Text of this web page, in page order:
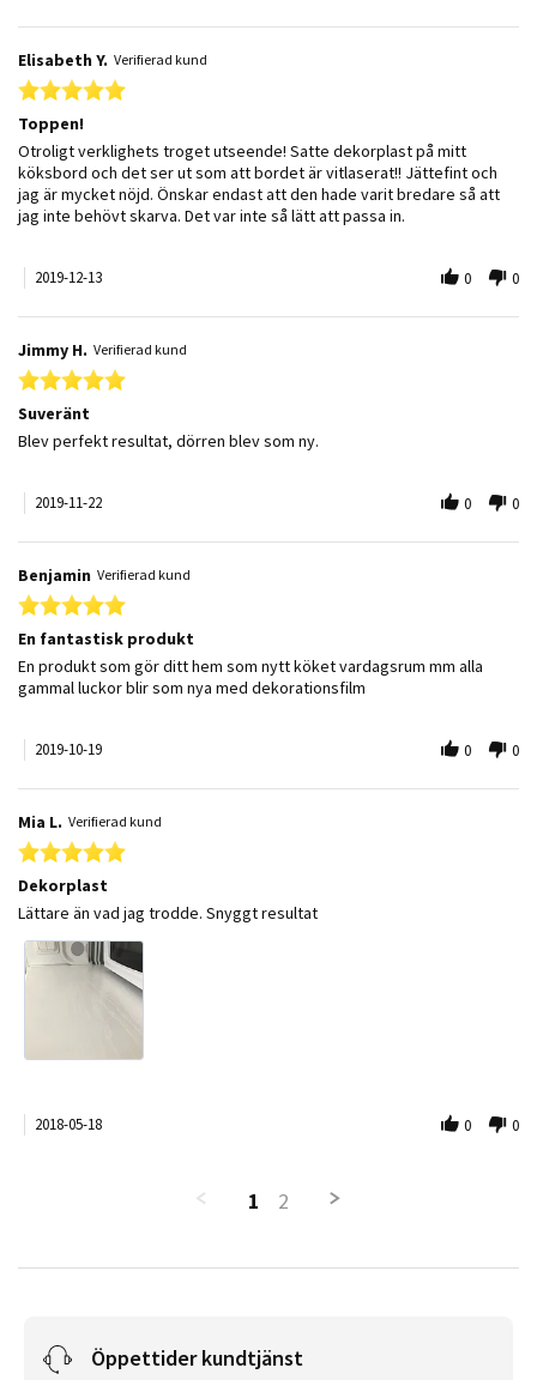
Elisabeth Y. Verifierad kund
5.0 star rating
Toppen!
Review by Elisabeth Y. on 13 Dec 2019
review stating Toppen!
Otroligt verklighets troget utseende! Satte dekorplast på mitt
köksbord och det ser ut som att bordet är vitlaserat!! Jättefint och
jag är mycket nöjd. Önskar endast att den hade varit bredare så att
jag inte behövt skarva. Det var inte så lätt att passa in.
2019-12-13 0 0
Jimmy H. Verifierad kund
5.0 star rating
Suveränt
Review by Jimmy H. on 22 Nov 2019
review stating Suveränt
Blev perfekt resultat, dörren blev som ny.
2019-11-22 0 0
Benjamin Verifierad kund
5.0 star rating
En fantastisk produkt
Review by Benjamin on 19 Oct 2019
review stating En fantastisk produkt
En produkt som gör ditt hem som nytt köket vardagsrum mm alla
gammal luckor blir som nya med dekorationsfilm
2019-10-19 0 0
Mia L. Verifierad kund
5.0 star rating
Dekorplast
Review by Mia L. on 18 May 2018
review stating Dekorplast
Lättare än vad jag trodde. Snyggt resultat
2018-05-18 0 0
1 2
Öppettider kundtjänst